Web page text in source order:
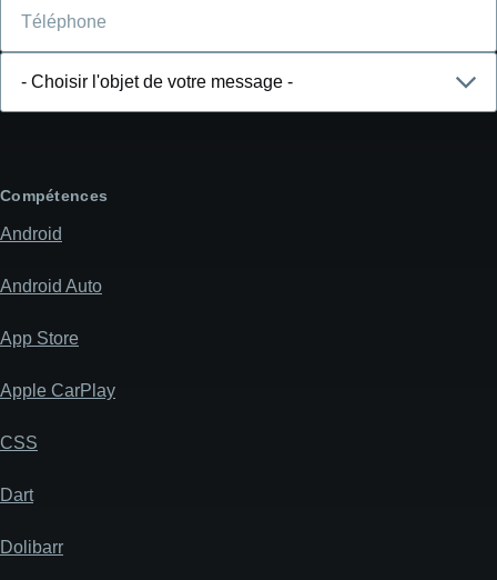
message
Compétences
Android
Android Auto
App Store
Apple CarPlay
CSS
Dart
Dolibarr